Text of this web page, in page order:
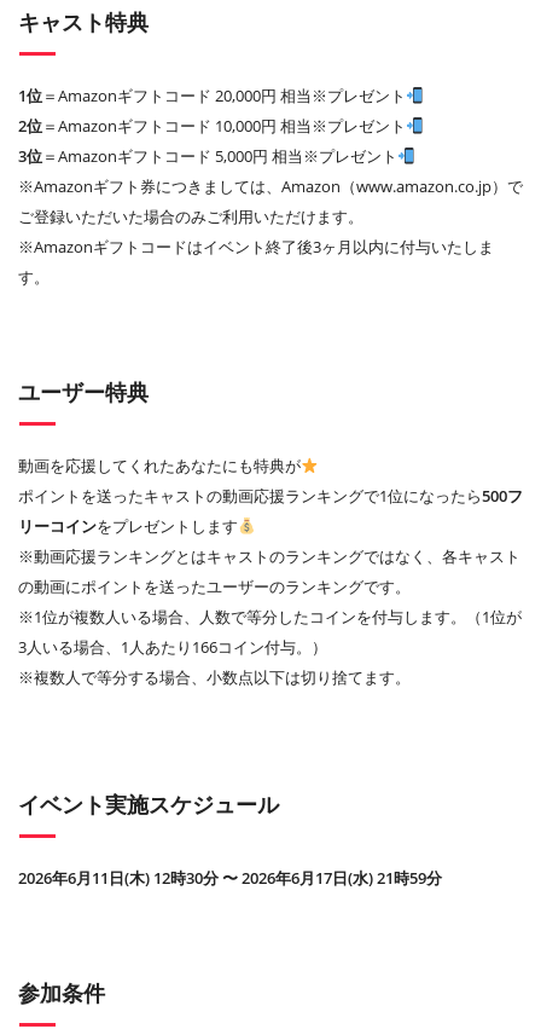
キャスト特典
1位＝Amazonギフトコード 20,000円 相当※プレゼント
2位＝Amazonギフトコード 10,000円 相当※プレゼント
3位＝Amazonギフトコード 5,000円 相当※プレゼント
※Amazonギフト券につきましては、Amazon（www.amazon.co.jp）で
ご登録いただいた場合のみご利用いただけます。
※Amazonギフトコードはイベント終了後3ヶ月以内に付与いたしま
す。
ユーザー特典
動画を応援してくれたあなたにも特典が
ポイントを送ったキャストの動画応援ランキングで1位になったら500フ
リーコインをプレゼントします
※動画応援ランキングとはキャストのランキングではなく、各キャスト
の動画にポイントを送ったユーザーのランキングです。
※1位が複数人いる場合、人数で等分したコインを付与します。（1位が
3人いる場合、1人あたり166コイン付与。）
※複数人で等分する場合、小数点以下は切り捨てます。
イベント実施スケジュール
2026年6月11日(木) 12時30分 〜 2026年6月17日(水) 21時59分
参加条件